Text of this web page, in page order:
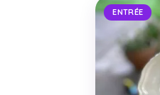
ENTRÉE